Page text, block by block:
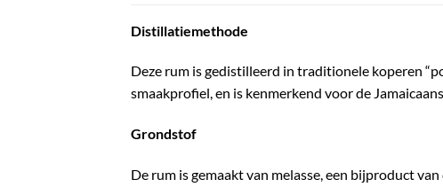
Distillatiemethode
Deze rum is gedistilleerd in traditionele koperen
smaakprofiel, en is kenmerkend voor de
Grondstof
De rum is gemaakt van melasse, een bijproduct